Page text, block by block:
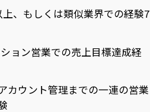
、もしくは類似業界での経験7
ョン営業での売上目標達成経
カウント管理までの一連の営業